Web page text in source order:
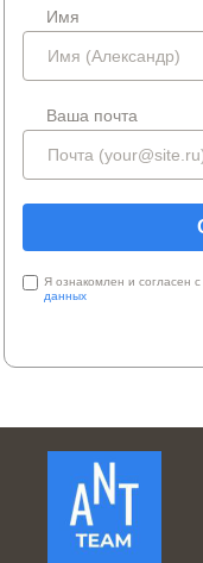
Имя
Ваша почта
Я ознакомлен и согласен с
данных